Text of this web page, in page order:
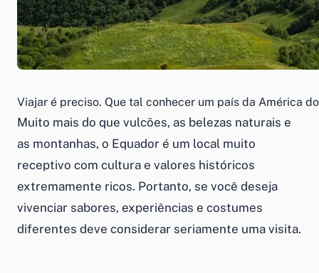
Viajar é preciso. Que tal conhecer um país da América
Muito mais do que vulcões, as belezas naturais e
as montanhas, o Equador é um local muito
receptivo com cultura e valores históricos
extremamente ricos. Portanto, se você deseja
vivenciar sabores, experiências e costumes
diferentes deve considerar seriamente uma visita.